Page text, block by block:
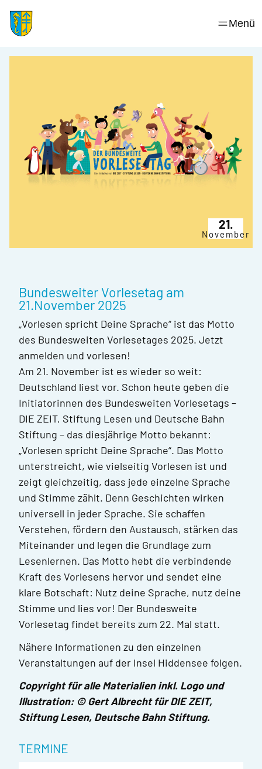
content
Menü
21.
November
Bundesweiter Vorlesetag am
21.November 2025
„Vorlesen spricht Deine Sprache“ ist das Motto
des Bundesweiten Vorlesetages 2025. Jetzt
anmelden und vorlesen!
Am 21. November ist es wieder so weit:
Deutschland liest vor. Schon heute geben die
Initiatorinnen des Bundesweiten Vorlesetags –
DIE ZEIT, Stiftung Lesen und Deutsche Bahn
Stiftung – das diesjährige Motto bekannt:
„Vorlesen spricht Deine Sprache“. Das Motto
unterstreicht, wie vielseitig Vorlesen ist und
zeigt gleichzeitig, dass jede einzelne Sprache
und Stimme zählt. Denn Geschichten wirken
universell in jeder Sprache. Sie schaffen
Verstehen, fördern den Austausch, stärken das
Miteinander und legen die Grundlage zum
Lesenlernen. Das Motto hebt die verbindende
Kraft des Vorlesens hervor und sendet eine
klare Botschaft: Nutz deine Sprache, nutz deine
Stimme und lies vor! Der Bundesweite
Vorlesetag findet bereits zum 22. Mal statt.
Nähere Informationen zu den einzelnen
Veranstaltungen auf der Insel Hiddensee folgen.
Copyright für alle Materialien inkl. Logo und
Illustration: © Gert Albrecht für DIE ZEIT,
Stiftung Lesen, Deutsche Bahn Stiftung.
TERMINE